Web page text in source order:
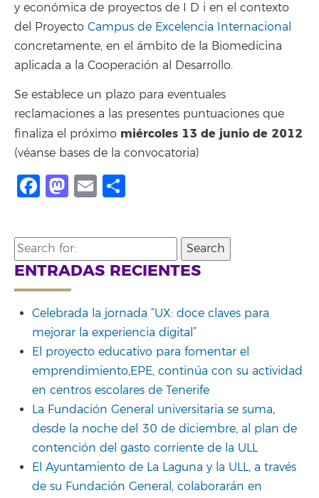
y económica de proyectos de I D i en el contexto
del Proyecto Campus de Excelencia Internacional
concretamente, en el ámbito de la Biomedicina
aplicada a la Cooperación al Desarrollo.
Se establece un plazo para eventuales
reclamaciones a las presentes puntuaciones que
finaliza el próximo miércoles 13 de junio de 2012
(véanse bases de la convocatoria)
Facebook
Mastodon
Email
Search
for:
ENTRADAS RECIENTES
Celebrada la jornada “UX: doce claves para
mejorar la experiencia digital”
El proyecto educativo para fomentar el
emprendimiento,EPE, continúa con su actividad
en centros escolares de Tenerife
La Fundación General universitaria se suma,
desde la noche del 30 de diciembre, al plan de
contención del gasto corriente de la ULL
El Ayuntamiento de La Laguna y la ULL, a través
de su Fundación General, colaborarán en